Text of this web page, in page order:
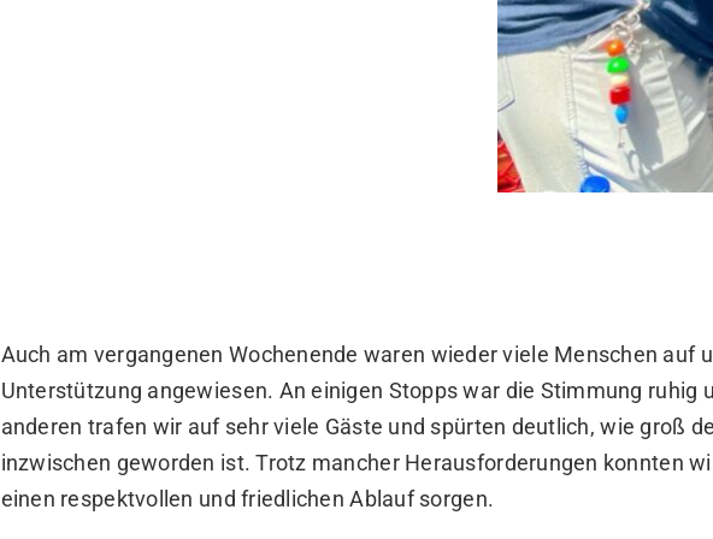
Auch am vergangenen Wochenende waren wieder viele Menschen auf
Unterstützung angewiesen. An einigen Stopps war die Stimmung ruhig
anderen trafen wir auf sehr viele Gäste und spürten deutlich, wie groß
inzwischen geworden ist. Trotz mancher Herausforderungen konnten
einen respektvollen und friedlichen Ablauf sorgen.